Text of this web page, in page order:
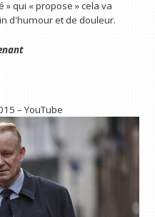
qui « propose » cela va
d'humour et de douleur.
– YouTube